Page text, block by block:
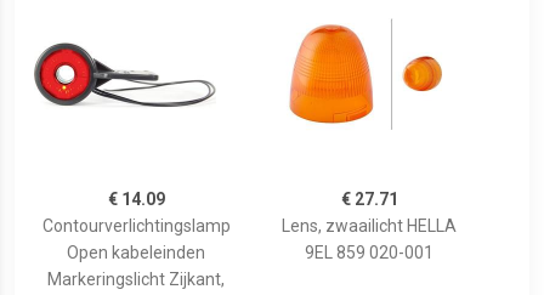
€ 14.09
Contourverlichtingslamp
Open kabeleinden
Markeringslicht Zijkant,
€ 27.71
Lens, zwaailicht HELLA
9EL 859 020-001